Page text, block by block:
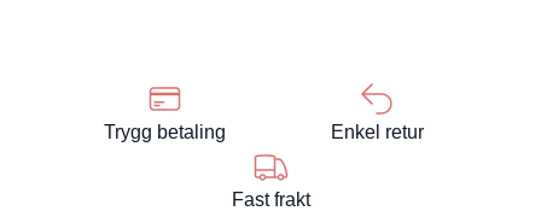
Trygg betaling Enkel retur
Fast frakt